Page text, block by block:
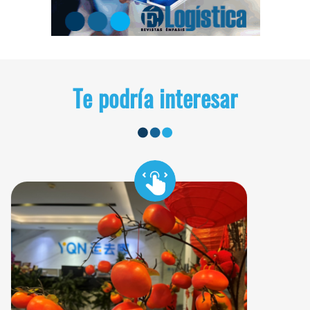
Te podría interesar